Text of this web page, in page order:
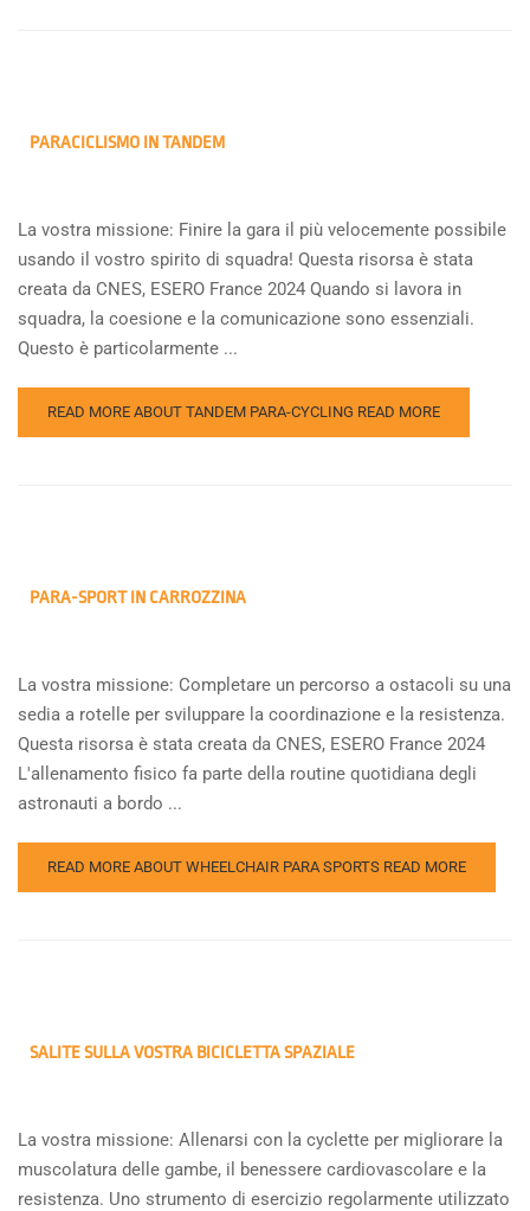
PARACICLISMO IN TANDEM
La vostra missione: Finire la gara il più velocemente possibile
usando il vostro spirito di squadra! Questa risorsa è stata
creata da CNES, ESERO France 2024 Quando si lavora in
squadra, la coesione e la comunicazione sono essenziali.
Questo è particolarmente ...
READ MORE ABOUT TANDEM PARA-CYCLING READ MORE
PARA-SPORT IN CARROZZINA
La vostra missione: Completare un percorso a ostacoli su una
sedia a rotelle per sviluppare la coordinazione e la resistenza.
Questa risorsa è stata creata da CNES, ESERO France 2024
L'allenamento fisico fa parte della routine quotidiana degli
astronauti a bordo ...
READ MORE ABOUT WHEELCHAIR PARA SPORTS READ MORE
SALITE SULLA VOSTRA BICICLETTA SPAZIALE
La vostra missione: Allenarsi con la cyclette per migliorare la
muscolatura delle gambe, il benessere cardiovascolare e la
resistenza. Uno strumento di esercizio regolarmente utilizzato